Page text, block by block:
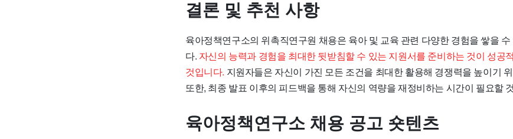
결론 및 추천 사항
육아정책연구소의 위촉직연구원 채용은 육아 및 교육 관련 다양한 경험을 쌓을
다. 자신의 능력과 경험을 최대한 뒷받침할 수 있는 지원서를 준비하는 것이 성공
것입니다. 지원자들은 자신이 가진 모든 조건을 최대한 활용해 경쟁력을 높이기
또한, 최종 발표 이후의 피드백을 통해 자신의 역량을 재정비하는 시간이 필요할
육아정책연구소 채용 공고 숏텐츠